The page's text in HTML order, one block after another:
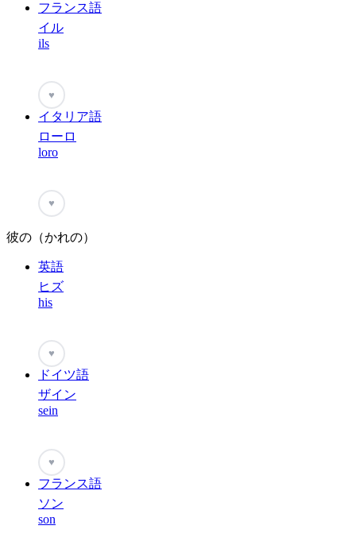
フランス語
イル
ils
♥
イタリア語
ローロ
loro
♥
彼の（かれの）
英語
ヒズ
his
♥
ドイツ語
ザイン
sein
♥
フランス語
ソン
son